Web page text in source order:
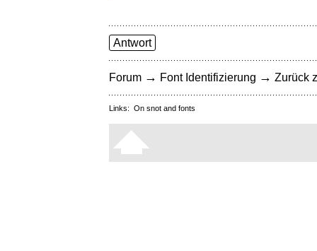
Antwort
Forum → Font Identifizierung → Zurück
Links: On snot and fonts